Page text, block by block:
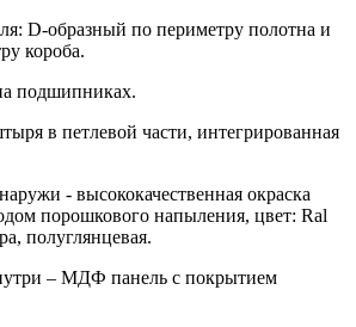
D-образный по периметру полотна и
короба.
подшипниках.
в петлевой части, интегрированная
- высококачественная окраска
порошкового напыления, цвет: Ral
полуглянцевая.
– МДФ панель с покрытием